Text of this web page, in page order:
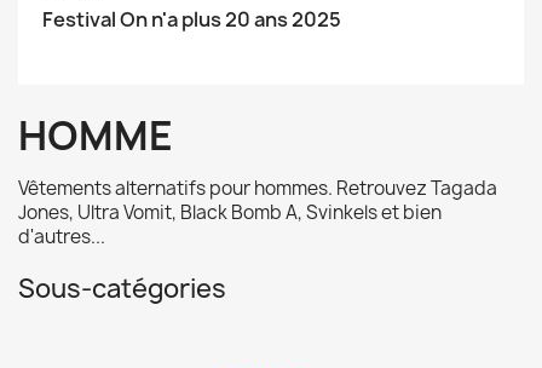
Festival On n'a plus 20 ans 2025
HOMME
Vêtements alternatifs pour hommes. Retrouvez Tagada
Jones, Ultra Vomit, Black Bomb A, Svinkels et bien
d'autres...
Sous-catégories